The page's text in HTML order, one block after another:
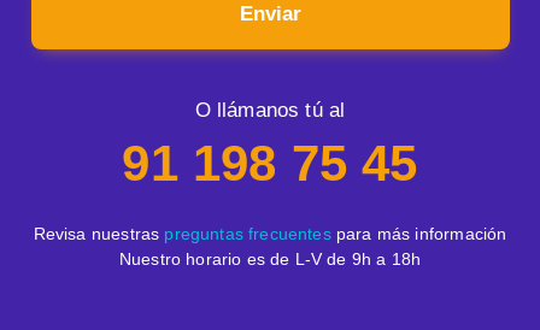
Enviar
O llámanos tú al
91 198 75 45
Revisa nuestras preguntas frecuentespara más información
Nuestro horario es de L-V de 9h a 18h